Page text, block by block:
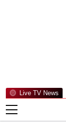
Live TV News